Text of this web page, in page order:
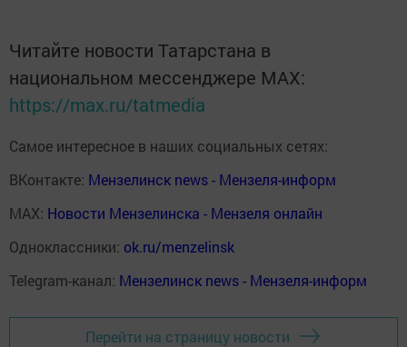
Читайте новости Татарстана в
национальном мессенджере MАХ:
https://max.ru/tatmedia
Самое интересное в наших социальных сетях:
ВКонтакте: Мензелинск news - Мензеля-информ
MAX: Новости Мензелинска - Мензеля онлайн
Одноклассники: ok.ru/menzelinsk
Telegram-канал: Мензелинск news - Мензеля-информ
Перейти на страницу новости